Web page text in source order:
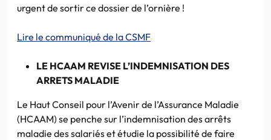
urgent de sortir ce dossier de l’ornière !
Lire le communiqué de la CSMF
LE HCAAM REVISE L’INDEMNISATION DES
ARRETS MALADIE
Le Haut Conseil pour l’Avenir de l’Assurance Maladie
(HCAAM) se penche sur l’indemnisation des arrêts
maladie des salariés et étudie la possibilité de faire